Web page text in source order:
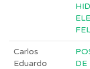
Carlos
Eduardo
DE